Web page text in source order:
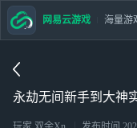
永劫无间新手到大神
网易云游戏 海量游